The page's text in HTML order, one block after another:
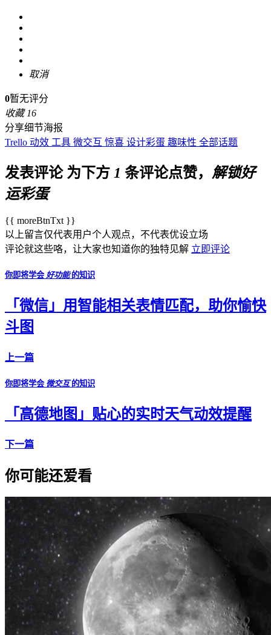
取消
0暂无评分
收藏 16
分享细节海报
Trello 动效 工具 微交互 惊喜 设计彩蛋 趣味性 全部话题
发表评论 为下方 1 条评论点赞， 解锁好
运彩蛋
{{ moreBtnTxt }}
以上留言仅代表用户个人观点，不代表优设立场
评论就这些咯，让大家也知道你的独特见解 立即评论
你即将学会好功能的知识
「微信」用智能相关表情匹配，助你愉快
斗图
上一篇
你即将学会 微交互的知识
「高德地图」贴心的实时天气动效提醒
下一篇
你可能还爱看